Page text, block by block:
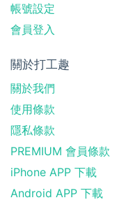
帳號設定
會員登入
關於打工趣
關於我們
使用條款
隱私條款
PREMIUM 會員條款
iPhone APP 下載
Android APP 下載